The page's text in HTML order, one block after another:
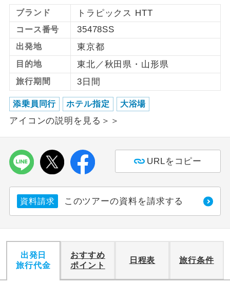
ブランド トラピックス HTT
コース番号 35478SS
出発地 東京都
目的地 東北／秋田県・山形県
旅行期間 3日間
添乗員同行 ホテル指定 大浴場
アイコンの説明を見る＞＞
URLをコピー
資料請求 このツアーの資料を請求する
出発日
旅行代金
おすすめ
ポイント
日程表 旅行条件
コースです。
ご夫婦限定
ご夫婦限定でご参加いただけるコースで
す。
女性限定
女性限定でご参加いただけるコースで
す。
年齢制限あり
ご参加にあたり年齢に制限があるコース
です。
利用航空会社が指定なので、ご出発の計
画にとても便利です。
ホテル指定
ご紹介するホテルを指定したコースで
す。
ス2席利用
す。